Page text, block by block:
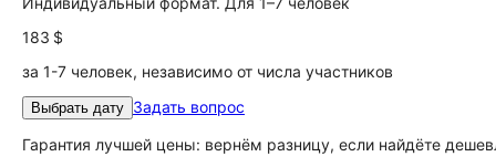
183 $
за 1-7 человек, независимо от числа участников
Выбрать дату Задать вопрос
Гарантия лучшей цены: вернём разницу, если найдёте